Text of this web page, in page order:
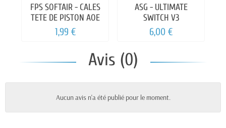
FPS SOFTAIR - CALES
TETE DE PISTON AOE
1,99 €
ASG - ULTIMATE
SWITCH V3
6,00 €
Avis (0)
Aucun avis n'a été publié pour le moment.